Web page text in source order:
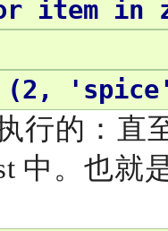
item
行的：直
中。也就